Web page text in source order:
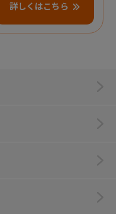
詳しくはこちら